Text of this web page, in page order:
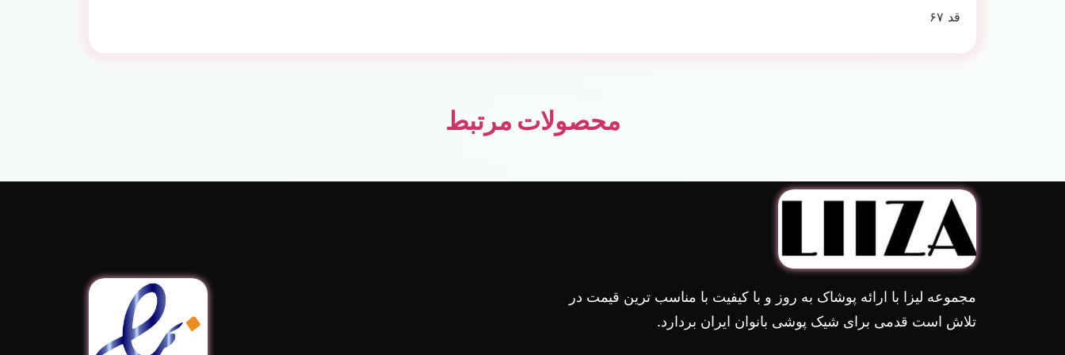
قد ۶۷
محصولات مرتبط
مجموعه لیزا با ارائه پوشاک به روز و با کیفیت با مناسب ترین قیمت در
تلاش است قدمی برای شیک پوشی بانوان ایران بردارد.